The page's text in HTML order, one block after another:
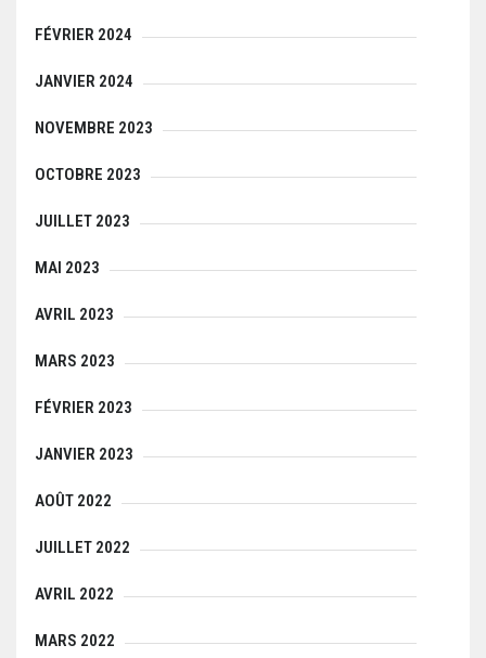
FÉVRIER 2024
JANVIER 2024
NOVEMBRE 2023
OCTOBRE 2023
JUILLET 2023
MAI 2023
AVRIL 2023
MARS 2023
FÉVRIER 2023
JANVIER 2023
AOÛT 2022
JUILLET 2022
AVRIL 2022
MARS 2022